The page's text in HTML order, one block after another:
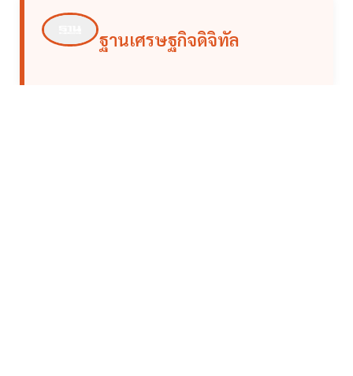
ฐานเศรษฐกิจดิจิทัล